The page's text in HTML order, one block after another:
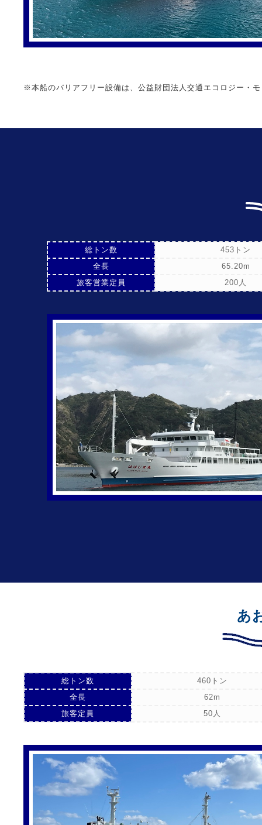
※本船のバリアフリー設備は、公益財団法人交通エコロジー・
総トン数
453トン
全長
65.20m
旅客営業定員
200人
あ
総トン数
460トン
全長
62m
旅客定員
50人